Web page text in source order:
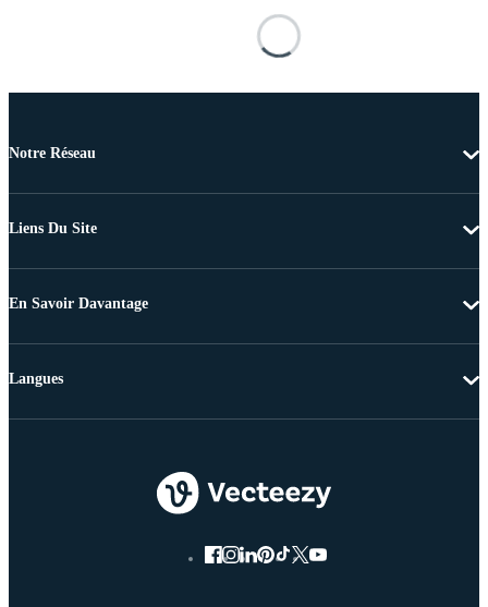
Notre Réseau
Liens Du Site
En Savoir Davantage
Langues